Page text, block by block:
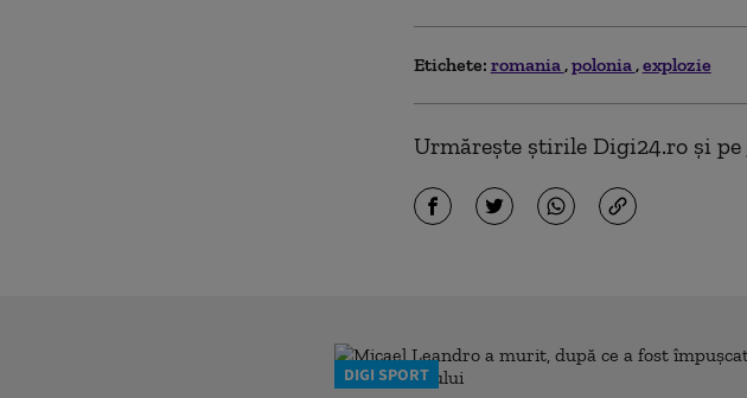
Etichete: romania polonia explozie
Urmărește știrile Digi24.ro și pe
DIGI SPORT